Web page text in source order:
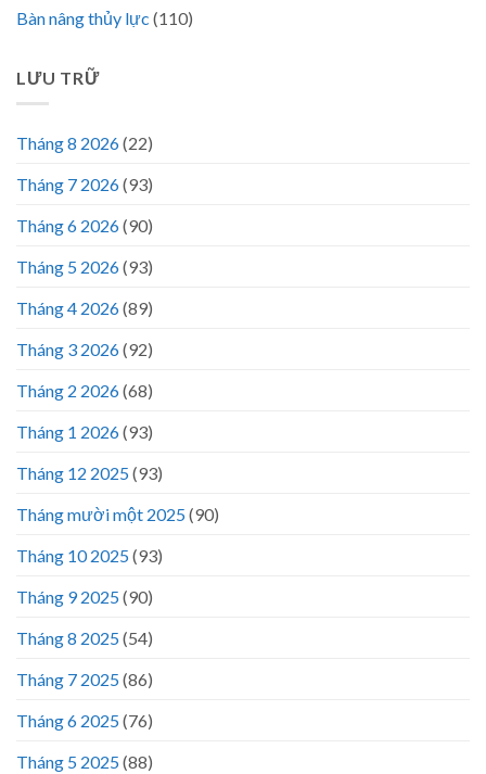
Bàn nâng thủy lực (110)
LƯU TRỮ
Tháng 8 2026(22)
Tháng 7 2026(93)
Tháng 6 2026(90)
Tháng 5 2026(93)
Tháng 4 2026(89)
Tháng 3 2026(92)
Tháng 2 2026(68)
Tháng 1 2026(93)
Tháng 12 2025(93)
Tháng mười một 2025(90)
Tháng 10 2025(93)
Tháng 9 2025(90)
Tháng 8 2025(54)
Tháng 7 2025(86)
Tháng 6 2025(76)
Tháng 5 2025(88)